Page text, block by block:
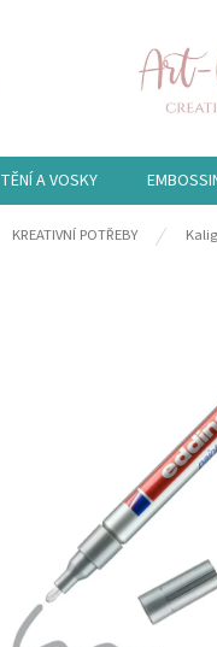
A VOSKY
KREATIVNÍ POTŘEBY